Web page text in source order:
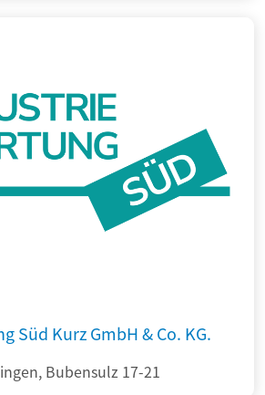
Süd Kurz GmbH & Co. KG.
Bubensulz 17-21